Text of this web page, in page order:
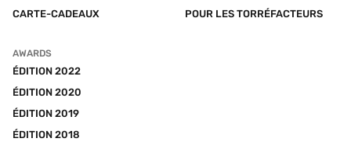
CARTE-CADEAUX
POUR LES TORRÉFACTEURS
AWARDS
ÉDITION 2022
ÉDITION 2020
ÉDITION 2019
ÉDITION 2018